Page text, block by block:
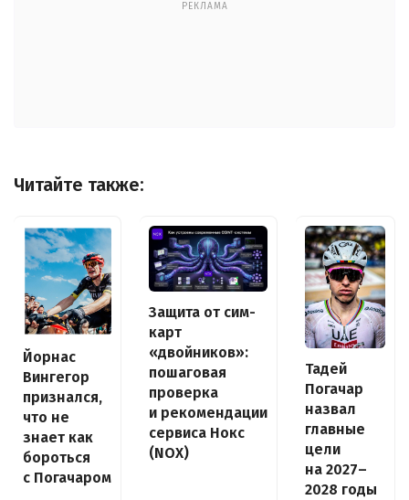
РЕКЛАМА
Читайте также:
Йорнас
Вингегор
признался,
что не
знает как
бороться
с Погачаром
Защита от сим-
карт
«двойников»:
пошаговая
проверка
и рекомендации
сервиса Нокс
(NOX)
Тадей
Погачар
назвал
главные
цели
на 2027–
2028 годы